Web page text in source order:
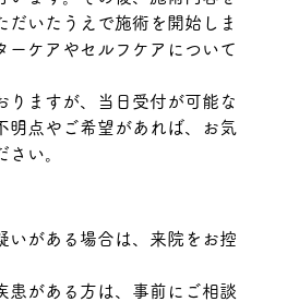
だいたうえで施術を開始しま
ーケアやセルフケアについて
りますが、当日受付が可能な
明点やご希望があれば、お気
い。
いがある場合は、来院をお控
患がある方は、事前にご相談